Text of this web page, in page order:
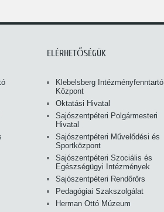
ELÉRHETŐSÉGÜK
Klebelsberg Intézményfenntartó
Központ
Oktatási Hivatal
Sajószentpéteri Polgármesteri
Hivatal
Sajószentpéteri Művelődési és
Sportközpont
Sajószentpéteri Szociális és
Egészségügyi Intézmények
Sajószentpéteri Rendőrőrs
Pedagógiai Szakszolgálat
Herman Ottó Múzeum